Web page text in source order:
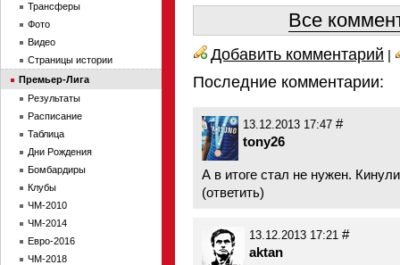
Все
Добавить комментарий |
Последние комментарии:
13.12.2013 17:47 #
tony26
А в итоге стал не нужен.
(ответить)
13.12.2013 17:21 #
aktan
Трансферы
Фото
Видео
Страницы истории
Премьер-Лига
Результаты
Расписание
Таблица
Дни Рождения
Бомбардиры
Клубы
ЧМ-2010
ЧМ-2014
Евро-2016
ЧМ-2018